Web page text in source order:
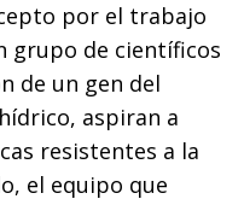
por el trabajo
grupo de científicos
de un gen del
aspiran a
resistentes a la
el equipo que